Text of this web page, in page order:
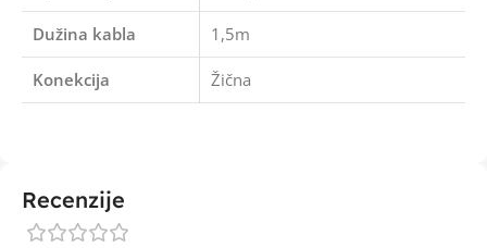
Dužina kabla 1,5m
Konekcija Žična
Recenzije